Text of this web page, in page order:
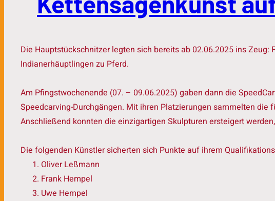
Die Hauptstückschnitzer legten sich bereits ab 02.06.2025 ins
Indianerhäuptlingen zu Pferd.
Am Pfingstwochenende (07. – 09.06.2025) gaben dann die
Speedcarving-Durchgängen. Mit ihren Platzierungen sammelten
Anschließend konnten die einzigartigen Skulpturen ersteigert
Die folgenden Künstler sicherten sich Punkte auf ihrem
Oliver Leßmann
Frank Hempel
Uwe Hempel